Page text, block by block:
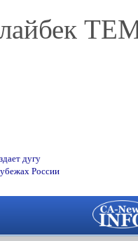
дугу
России